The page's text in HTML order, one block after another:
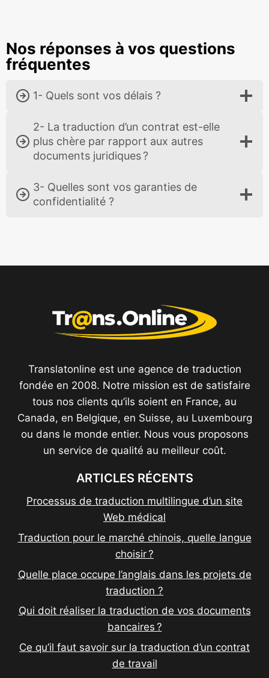
Nos réponses à vos questions
fréquentes
1- Quels sont vos délais ?
2- La traduction d’un contrat est-elle
plus chère par rapport aux autres
documents juridiques ?
3- Quelles sont vos garanties de
confidentialité ?
Translatonline est une agence de traduction
fondée en 2008. Notre mission est de satisfaire
tous nos clients qu’ils soient en France, au
Canada, en Belgique, en Suisse, au Luxembourg
ou dans le monde entier. Nous vous proposons
un service de qualité au meilleur coût.
ARTICLES RÉCENTS
Processus de traduction multilingue d’un site
Web médical
Traduction pour le marché chinois, quelle langue
choisir ?
Quelle place occupe l’anglais dans les projets de
traduction ?
Qui doit réaliser la traduction de vos documents
bancaires ?
Ce qu’il faut savoir sur la traduction d’un contrat
de travail